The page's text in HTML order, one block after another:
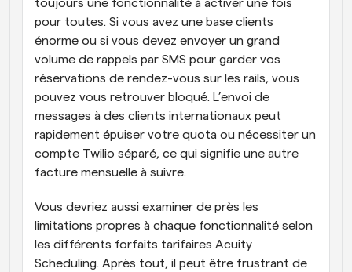
toujours une fonctionnalité à activer une fois
pour toutes. Si vous avez une base clients
énorme ou si vous devez envoyer un grand
volume de rappels par SMS pour garder vos
réservations de rendez-vous sur les rails, vous
pouvez vous retrouver bloqué. L’envoi de
messages à des clients internationaux peut
rapidement épuiser votre quota ou nécessiter un
compte Twilio séparé, ce qui signifie une autre
facture mensuelle à suivre.
Vous devriez aussi examiner de près les
limitations propres à chaque fonctionnalité selon
les différents forfaits tarifaires Acuity
Scheduling. Après tout, il peut être frustrant de